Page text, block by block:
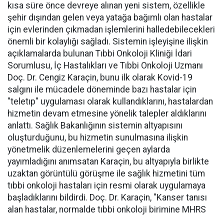
kısa süre önce devreye alınan yeni sistem, özellikle
şehir dışından gelen veya yatağa bağımlı olan hastalar
için evlerinden çıkmadan işlemlerini halledebilecekleri
önemli bir kolaylığı sağladı. Sistemin işleyişine ilişkin
açıklamalarda bulunan Tıbbi Onkoloji Kliniği İdari
Sorumlusu, İç Hastalıkları ve Tıbbi Onkoloji Uzmanı
Doç. Dr. Cengiz Karaçin, bunu ilk olarak Kovid-19
salgını ile mücadele döneminde bazı hastalar için
"teletıp" uygulaması olarak kullandıklarını, hastalardan
hizmetin devam etmesine yönelik talepler aldıklarını
anlattı. Sağlık Bakanlığının sistemin altyapısını
oluşturduğunu, bu hizmetin sunulmasına ilişkin
yönetmelik düzenlemelerini geçen aylarda
yayımladığını anımsatan Karaçin, bu altyapıyla birlikte
uzaktan görüntülü görüşme ile sağlık hizmetini tüm
tıbbi onkoloji hastaları için resmi olarak uygulamaya
başladıklarını bildirdi. Doç. Dr. Karaçin, "Kanser tanısı
alan hastalar, normalde tıbbi onkoloji birimine MHRS